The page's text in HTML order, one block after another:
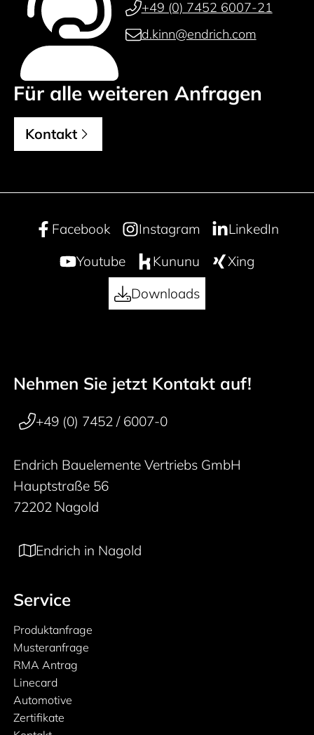
+49 (0) 7452 6007-21
d.kinn@endrich.com
Für alle weiteren Anfragen
Kontakt
Facebook Instagram
LinkedIn
Youtube
Kununu
Xing
Downloads
50 years
Footer navigation
Nehmen Sie jetzt Kontakt auf!
+49 (0) 7452 / 6007-0
Endrich Bauelemente Vertriebs GmbH
Hauptstraße 56
72202 Nagold
Endrich in Nagold
Service
Produktanfrage
Musteranfrage
RMA Antrag
Linecard
Automotive
Zertifikate